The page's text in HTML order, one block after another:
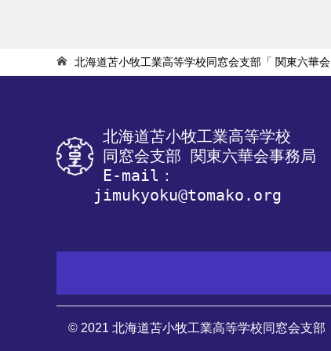
ゲ
ー
ン
北海道苫小牧工業高等学校同窓会支部「 関東六華会
北海道苫小牧工業高等学校
同窓会支部 関東六華会事務局
jimukyoku@tomako.org
© 2021 北海道苫小牧工業高等学校同窓会支部